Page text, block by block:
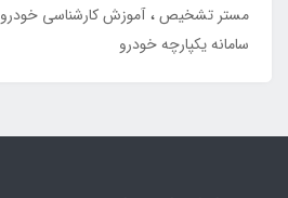
مستر تشخیص آموزش کارشناسی خودرو
سامانه یکپارچه خودرو